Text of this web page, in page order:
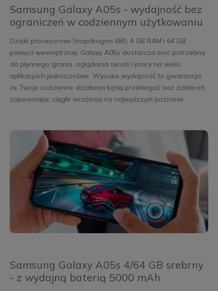
Samsung Galaxy A05s - wydajność bez
ograniczeń w codziennym użytkowaniu
Dzięki procesorowi Snapdragon 680, 4 GB RAM i 64 GB
pamięci wewnętrznej, Galaxy A05s dostarcza moc potrzebną
do płynnego grania, oglądania seriali i pracy na wielu
aplikacjach jednocześnie. Wysoka wydajność to gwarancja,
że Twoje codzienne działania będą przebiegać bez zakłóceń,
zapewniając ciągłe wrażenia na najwyższym poziomie.
Samsung Galaxy A05s 4/64 GB srebrny
- z wydajną baterią 5000 mAh